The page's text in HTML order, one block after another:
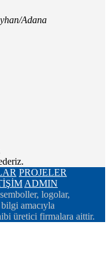
Adana
PROJELER
ADMIN
logolar,
amacıyla
üretici firmalara aittir.